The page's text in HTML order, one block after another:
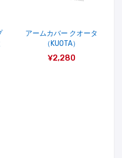
アームカバー クオータ
（KUOTA）
¥2,280